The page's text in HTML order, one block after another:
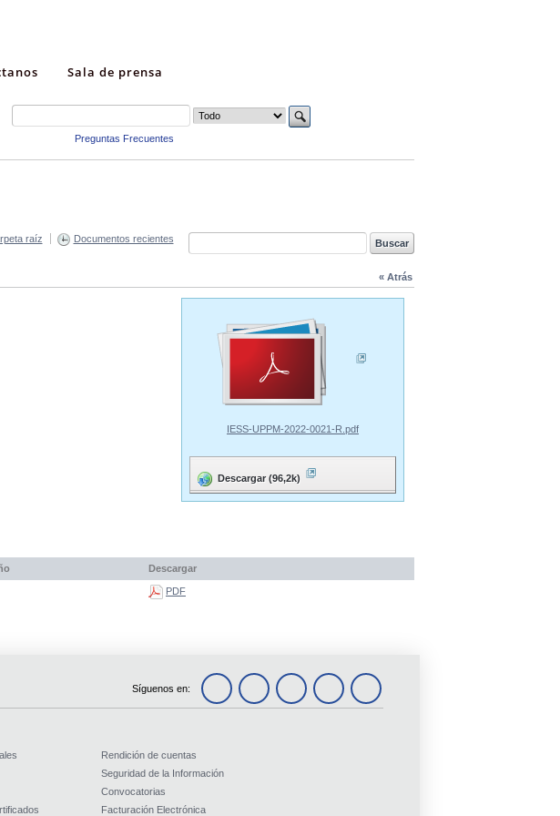
Sala de prensa
Preguntas Frecuentes
raíz Documentos recientes
« Atrás
IESS-UPPM-2022-0021-R.pdf
Descargar (96,2k)
Descargar
PDF
Síguenos en:
Rendición de cuentas
Seguridad de la Información
Convocatorias
Facturación Electrónica